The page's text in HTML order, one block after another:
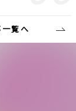
ング」に込めた
覧へ